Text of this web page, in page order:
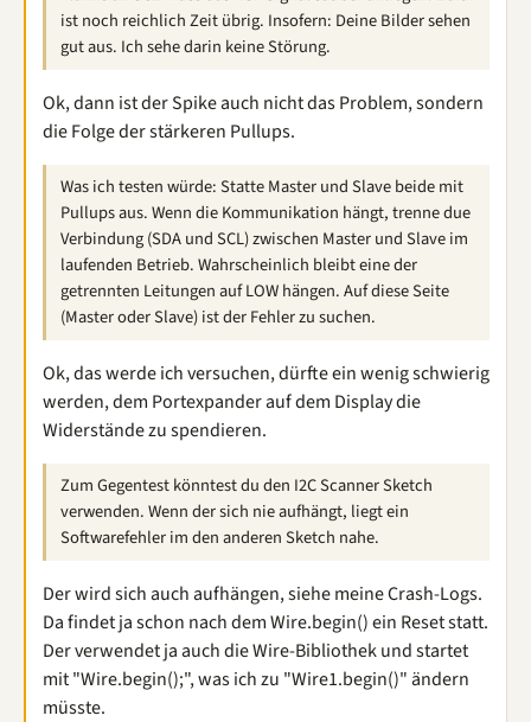
ist noch reichlich Zeit übrig. Insofern: Deine Bilder sehen
gut aus. Ich sehe darin keine Störung.
Ok, dann ist der Spike auch nicht das Problem, sondern
die Folge der stärkeren Pullups.
Was ich testen würde: Statte Master und Slave beide mit
Pullups aus. Wenn die Kommunikation hängt, trenne due
Verbindung (SDA und SCL) zwischen Master und Slave im
laufenden Betrieb. Wahrscheinlich bleibt eine der
getrennten Leitungen auf LOW hängen. Auf diese Seite
(Master oder Slave) ist der Fehler zu suchen.
Ok, das werde ich versuchen, dürfte ein wenig schwierig
werden, dem Portexpander auf dem Display die
Widerstände zu spendieren.
Zum Gegentest könntest du den I2C Scanner Sketch
verwenden. Wenn der sich nie aufhängt, liegt ein
Softwarefehler im den anderen Sketch nahe.
Der wird sich auch aufhängen, siehe meine Crash-Logs.
Da findet ja schon nach dem Wire.begin() ein Reset statt.
Der verwendet ja auch die Wire-Bibliothek und startet
mit "Wire.begin();", was ich zu "Wire1.begin()" ändern
müsste.